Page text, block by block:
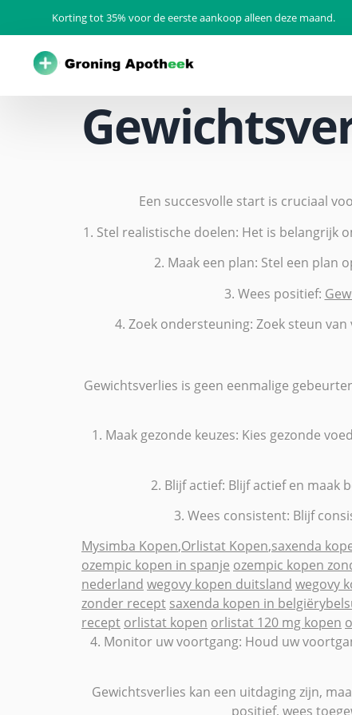
Korting tot 35% voor de eerste aankoop alleen deze maand.
Een succesvolle start is cruciaal
1. Stel realistische doelen: Het is belangrijk
2. Maak een plan: Stel een plan
3. Wees positief:
4. Zoek ondersteuning: Zoek steun
Gewichtsverlies is geen eenmalige
1. Maak gezonde keuzes: Kies gezonde
2. Blijf actief: Blijf actief en maak
3. Wees consistent: Blijf
Mysimba Kopen,Orlistat Kopen,saxenda
ozempic kopen in spanje ozempic kopen
nederland wegovy kopen duitsland wegovy
zonder recept saxenda kopen in belgië
recept orlistat kopen orlistat 120 mg kopen
4. Monitor uw voortgang: Houd uw
Gewichtsverlies kan een uitdaging zijn,
positief, wees